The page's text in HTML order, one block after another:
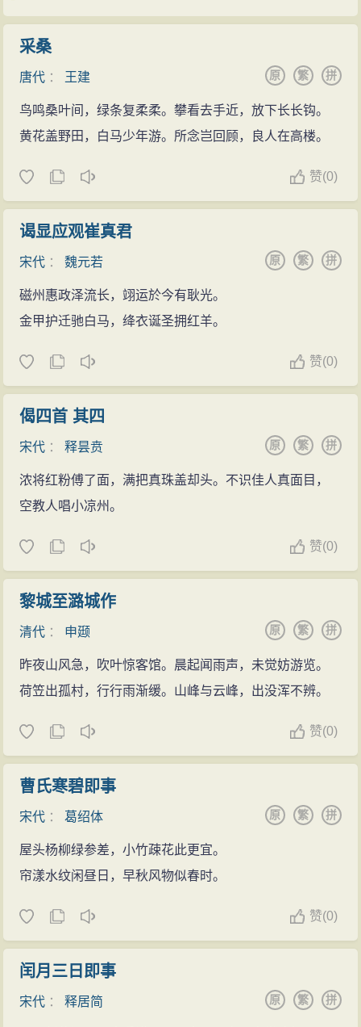
采桑
唐代 ： 王建 拼
繁
原
鸟鸣桑叶间，绿条复柔柔。攀看去手近，放下长长钩。
黄花盖野田，白马少年游。所念岂回顾，良人在高楼。
赞(0)
谒显应观崔真君
宋代 ：魏元若 拼
繁
原
磁州惠政泽流长，翊运於今有耿光。
金甲护迁驰白马，绛衣诞圣拥红羊。
赞(0)
偈四首 其四
宋代 ：释昙贲 拼
繁
原
浓将红粉傅了面，满把真珠盖却头。不识佳人真面目，
空教人唱小凉州。
赞(0)
黎城至潞城作
清代 ： 申颋 拼
繁
原
昨夜山风急，吹叶惊客馆。晨起闻雨声，未觉妨游览。
荷笠出孤村，行行雨渐缓。山峰与云峰，出没浑不辨。
赞(0)
曹氏寒碧即事
宋代 ：葛绍体 拼
繁
原
屋头杨柳绿参差，小竹疎花此更宜。
帘漾水纹闲昼日，早秋风物似春时。
赞(0)
闰月三日即事
宋代 ：释居简 拼
繁
原